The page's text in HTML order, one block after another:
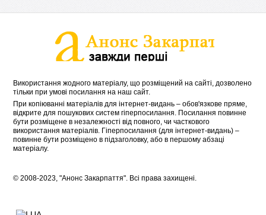
Використання жодного матеріалу, що розміщений на сайті, дозволено
тільки при умові посилання на наш сайт.
При копіюванні матеріалів для інтернет-видань – обов'язкове пряме,
відкрите для пошукових систем гіперпосилання. Посилання повинне
бути розміщене в незалежності від повного, чи часткового
використання матеріалів. Гіперпосилання (для інтернет-видань) –
повинне бути розміщено в підзаголовку, або в першому абзаці
матеріалу.
© 2008-2023, "Анонс Закарпаття". Всі права захищені.